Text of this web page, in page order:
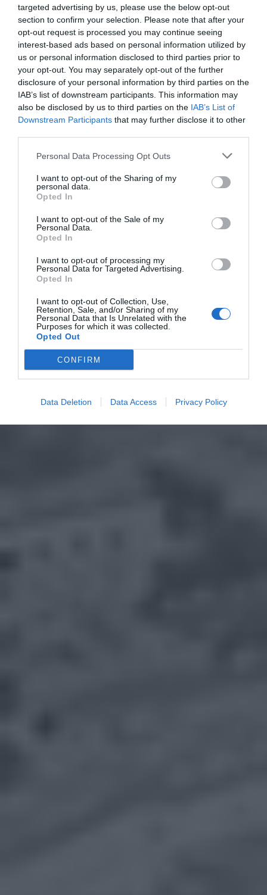
targeted advertising by us, please use the below opt-out
section to confirm your selection. Please note that after your
opt-out request is processed you may continue seeing
interest-based ads based on personal information utilized by
us or personal information disclosed to third parties prior to
your opt-out. You may separately opt-out of the further
disclosure of your personal information by third parties on the
IAB’s list of downstream participants. This information may
also be disclosed by us to third parties on the IAB’s List of
Downstream Participants that may further disclose it to other
Personal Data Processing Opt Outs
I want to opt-out of the Sharing of my
personal data.
Opted In
I want to opt-out of the Sale of my
Personal Data.
Opted In
I want to opt-out of processing my
Personal Data for Targeted Advertising.
Opted In
I want to opt-out of Collection, Use,
Retention, Sale, and/or Sharing of my
Personal Data that Is Unrelated with the
Purposes for which it was collected.
Opted Out
CONFIRM
Data Deletion Data Access Privacy Policy